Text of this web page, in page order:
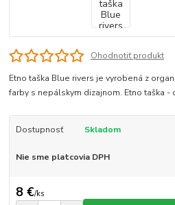
Ohodnotiť produkt
Etno taška Blue rivers je vyrobená z
farby s nepálskym dizajnom. Etno taška -
Dostupnosť Skladom
Nie sme platcovia DPH
8 €/ks